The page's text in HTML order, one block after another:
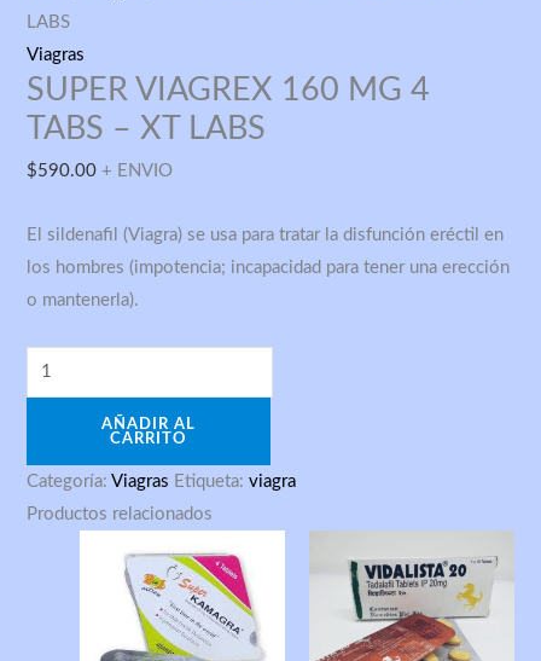
LABS
Viagras
SUPER VIAGREX 160 MG 4
TABS – XT LABS
$590.00 + ENVIO
El sildenafil (Viagra) se usa para tratar la disfunción eréctil en
los hombres (impotencia; incapacidad para tener una erección
o mantenerla).
VIAGREX
160
MG
4
–
AÑADIR AL
CARRITO
Categoría:Viagras Etiqueta:viagra
Productos relacionados